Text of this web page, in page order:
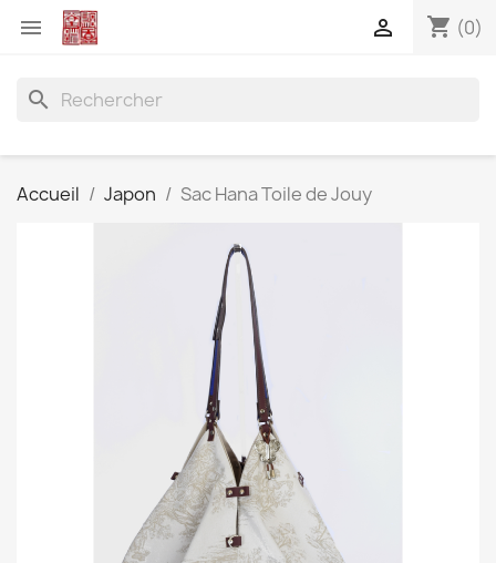
 shopping_cart (0)

search
Accueil Japon Sac Hana Toile de Jouy